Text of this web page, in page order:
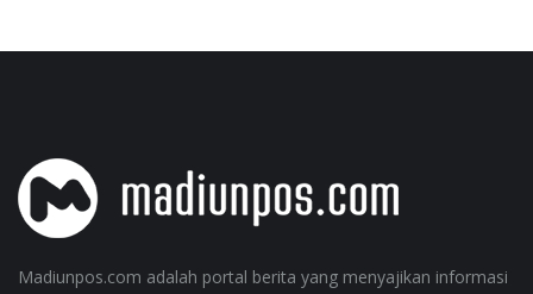
Madiunpos.com adalah portal berita yang menyajikan informasi